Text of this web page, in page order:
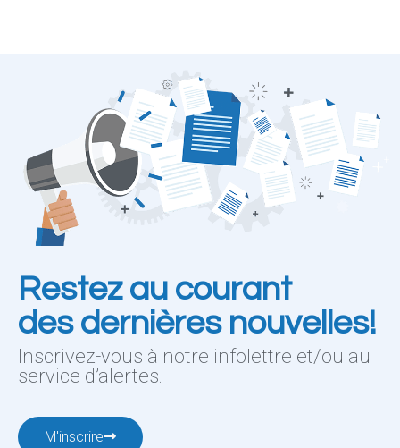
Restez au courant
des dernières nouvelles!
Inscrivez-vous à notre infolettre et/ou au
service d’alertes.
M'inscrire